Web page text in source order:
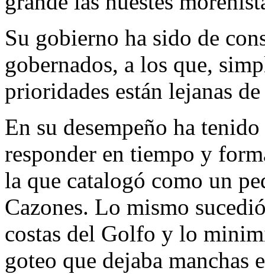
Su gobierno ha sido de
gobernados, a los que,
prioridades están lejanas
En su desempeño ha
responder en tiempo y
la que catalogó como un
Cazones. Lo mismo
costas del Golfo y lo
goteo que dejaba manchas